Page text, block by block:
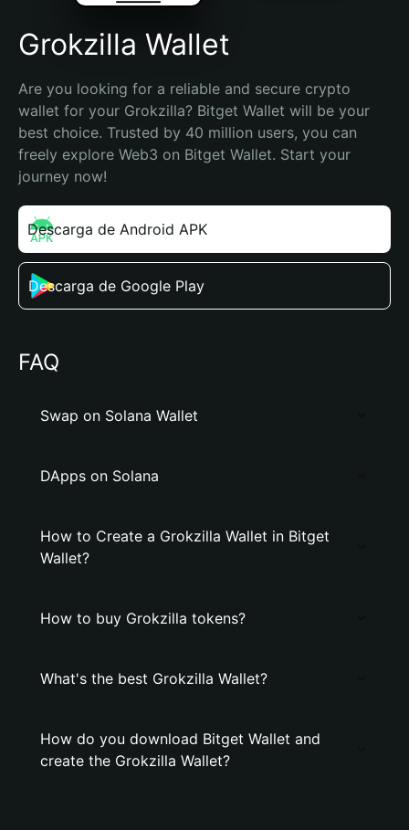
Grokzilla Wallet
Are you looking for a reliable and secure crypto
wallet for your Grokzilla? Bitget Wallet will be your
best choice. Trusted by 40 million users, you can
freely explore Web3 on Bitget Wallet. Start your
journey now!
Descarga de Android APK
Descarga de Google Play
FAQ
Swap on Solana Wallet
DApps on Solana
How to Create a Grokzilla Wallet in Bitget
Wallet?
How to buy Grokzilla tokens?
What's the best Grokzilla Wallet?
How do you download Bitget Wallet and
create the Grokzilla Wallet?